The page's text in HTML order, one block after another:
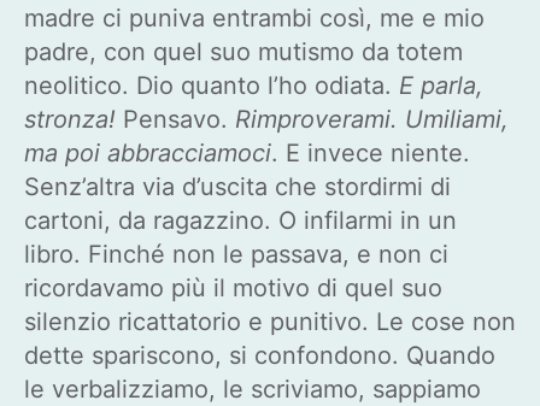
madre ci puniva entrambi così, me e mio
padre, con quel suo mutismo da totem
neolitico. Dio quanto l’ho odiata. E parla,
stronza! Pensavo. Rimproverami. Umiliami,
ma poi abbracciamoci. E invece niente.
Senz’altra via d’uscita che stordirmi di
cartoni, da ragazzino. O infilarmi in un
libro. Finché non le passava, e non ci
ricordavamo più il motivo di quel suo
silenzio ricattatorio e punitivo. Le cose non
dette spariscono, si confondono. Quando
le verbalizziamo, le scriviamo, sappiamo